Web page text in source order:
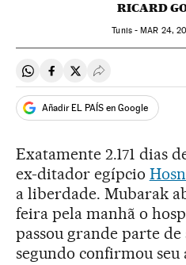
RICARD
Tunis -MAR 24,
Compartir en Whatsapp
Compartir en Facebook
Compartir en Twitter
Desplegar
Añadir EL PAÍS en Google
Exatamente 2.171 dias
ex-ditador egípcio
a liberdade. Mubarak
feira pela manhã o
passou grande parte de
segundo confirmou seu